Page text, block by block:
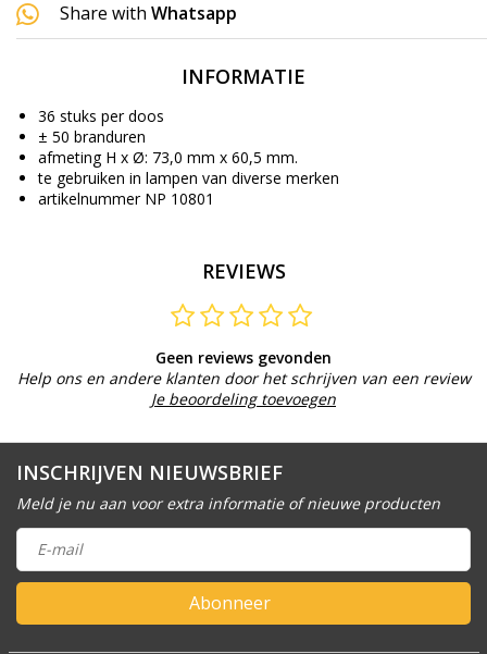
Share with Whatsapp
INFORMATIE
36 stuks per doos
± 50 branduren
afmeting H x Ø: 73,0 mm x 60,5 mm.
te gebruiken in lampen van diverse merken
artikelnummer NP 10801
REVIEWS
Geen reviews gevonden
Help ons en andere klanten door het schrijven van een review
Je beoordeling toevoegen
INSCHRIJVEN NIEUWSBRIEF
Meld je nu aan voor extra informatie of nieuwe producten
Abonneer